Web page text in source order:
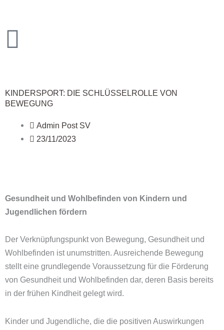
springen
KINDERSPORT: DIE SCHLÜSSELROLLE VON
BEWEGUNG
Admin Post SV
23/11/2023
Gesundheit und Wohlbefinden von Kindern und
Jugendlichen fördern
Der Verknüpfungspunkt von Bewegung, Gesundheit und
Wohlbefinden ist unumstritten. Ausreichende Bewegung
stellt eine grundlegende Voraussetzung für die Förderung
von Gesundheit und Wohlbefinden dar, deren Basis bereits
in der frühen Kindheit gelegt wird.
Kinder und Jugendliche, die die positiven Auswirkungen